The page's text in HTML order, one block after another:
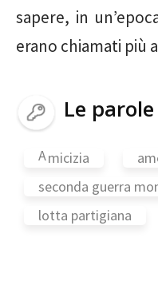
sapere, in
erano chiamati più
Le
Amicizia
seconda guerra
lotta partigiana